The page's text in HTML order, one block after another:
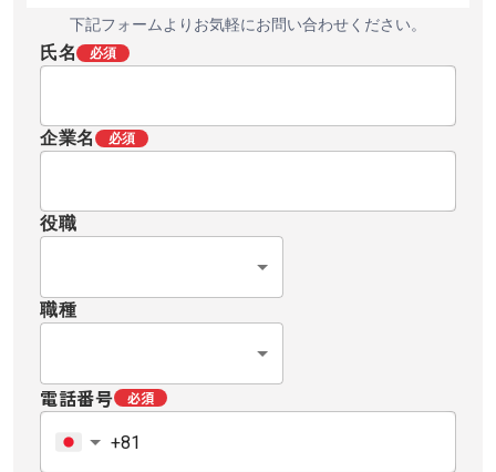
下記フォームよりお気軽にお問い合わせください。
氏名 必須
企業名 必須
役職
職種
電話番号 必須